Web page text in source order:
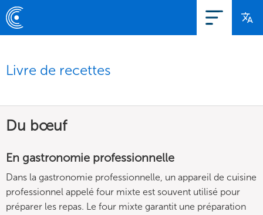
Livre de recettes
Du bœuf
En gastronomie professionnelle
Dans la gastronomie professionnelle, un appareil de cuisine
professionnel appelé four mixte est souvent utilisé pour
préparer les repas. Le four mixte garantit une préparation